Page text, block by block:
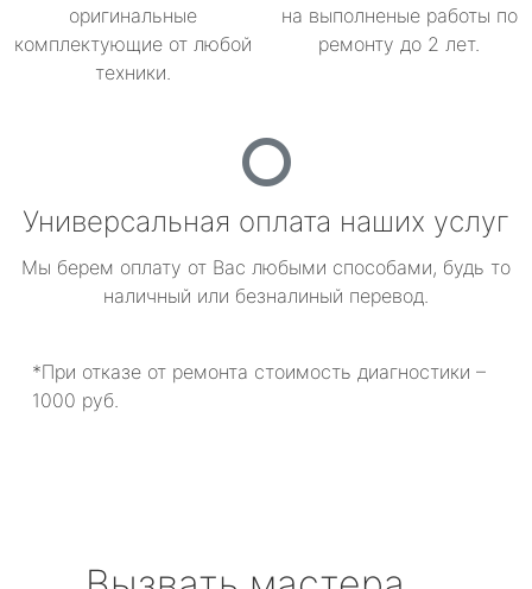
оригинальные
комплектующие от любой
техники.
на выполненые работы по
ремонту до 2 лет.
Универсальная оплата наших услуг
Мы берем оплату от Вас любыми способами, будь то
наличный или безналиный перевод.
*При отказе от ремонта стоимость диагностики –
1000 руб.